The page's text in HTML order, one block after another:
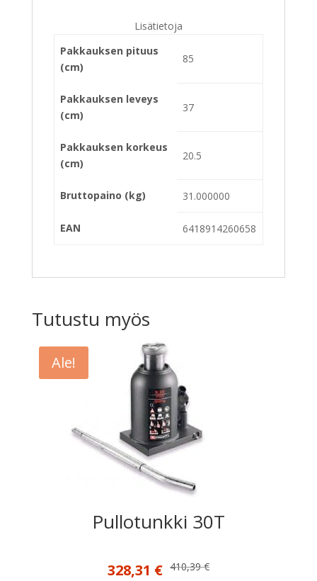
Lisätietoja
Pakkauksen pituus
(cm)
85
Pakkauksen leveys
(cm)
37
Pakkauksen korkeus
(cm)
20.5
Bruttopaino (kg) 31.000000
EAN 6418914260658
Tutustu myös
Ale!
Pullotunkki 30T
410,39€
Alkuperäinen
328,31 €Nykyinen